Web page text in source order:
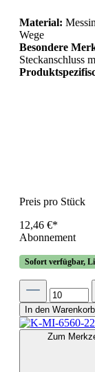
Material:
Wege
Besondere
Steckanschluss
Preis pro Stück
12,46 €*
Abonnement
Sofort verfügbar,
In den Warenkorb
Zum